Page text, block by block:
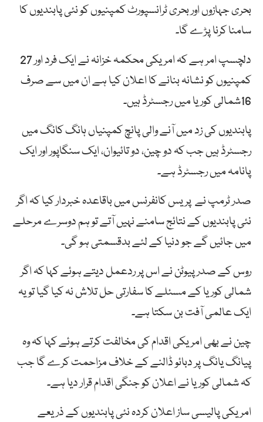
بحری جہازوں اور بحری ٹرانسپورٹ کمپنیوں کو نئی پابندیوں کا
سامنا کرنا پڑے گا۔
دلچسپ امر ہے کہ امریکی محکمہ خزانہ نے ایک فرد اور 27
کمپنیوں کو نشانہ بنانے کا اعلان کیا ہے ان میں سے صرف
16شمالی کوریا میں رجسٹرڈ ہیں۔
پابندیوں کی زد میں آنے والی پانچ کمپنیاں ہانگ کانگ میں
رجسٹرڈ ہیں جب کہ دو چین، دو تائیوان، ایک سنگاپور اور ایک
پانامہ میں رجسٹرڈ ہے۔
صدر ٹرمپ نے پریس کانفرنس میں باقاعدہ خبردار کیا کہ اگر
نئی پابندیوں کے نتائج سامنے نہیں آتے تو ہم دوسرے مرحلے
میں جائیں گے جو دنیا کے لئے بدقسمتی ہو گی۔
روس کے صدر پیوٹن نے اس پر ردعمل دیتے ہوئے کہا کہ اگر
شمالی کوریا کے مسئلے کا سفارتی حل تلاش نہ کیا گیا تو یہ
ایک عالمی آفت بن سکتا ہے۔
چین نے بھی امریکی اقدام کی مخالفت کرتے ہوئے کہا کہ وہ
پیانگ یانگ پر دبائو ڈالنے کے خلاف مزاحمت کرے گا جب
کہ شمالی کوریا نے اعلان کو جنگی اقدام قرار دیا ہے۔
امریکی پالیسی ساز اعلان کردہ نئی پابندیوں کے ذریعے